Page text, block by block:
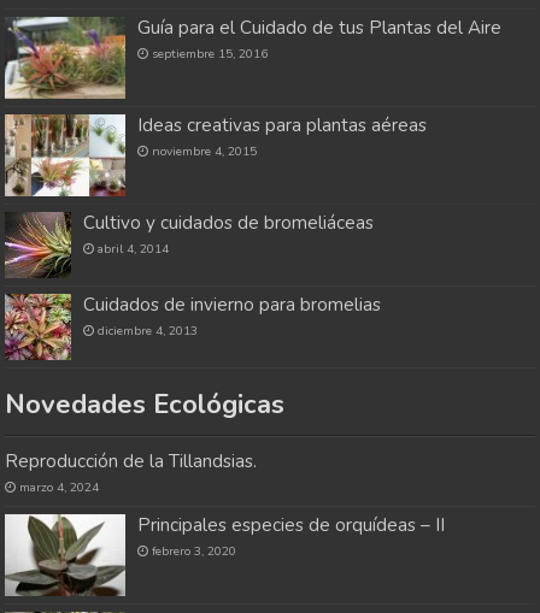
Guía para el Cuidado de tus Plantas del Aire
septiembre 15, 2016
Ideas creativas para plantas aéreas
noviembre 4, 2015
Cultivo y cuidados de bromeliáceas
abril 4, 2014
Cuidados de invierno para bromelias
diciembre 4, 2013
Novedades Ecológicas
Reproducción de la Tillandsias.
marzo 4, 2024
Principales especies de orquídeas – II
febrero 3, 2020